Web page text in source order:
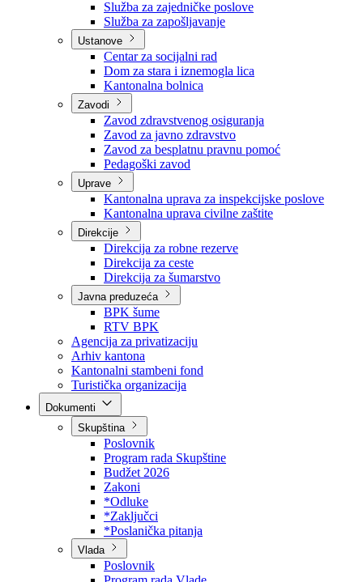
Službe
Služba za odnose s javnošću
Služba za zajedničke poslove
Služba za zapošljavanje
Ustanove
Centar za socijalni rad
Dom za stara i iznemogla lica
Kantonalna bolnica
Zavodi
Zavod zdravstvenog osiguranja
Zavod za javno zdravstvo
Zavod za besplatnu pravnu pomoć
Pedagoški zavod
Uprave
Kantonalna uprava za inspekcijske poslove
Kantonalna uprava civilne zaštite
Direkcije
Direkcija za robne rezerve
Direkcija za ceste
Direkcija za šumarstvo
Javna preduzeća
BPK šume
RTV BPK
Agencija za privatizaciju
Arhiv kantona
Kantonalni stambeni fond
Turistička organizacija
Skupština
Poslovnik
Program rada Skupštine
Budžet 2026
Zakoni
*Odluke
*Zaključci
*Poslanička pitanja